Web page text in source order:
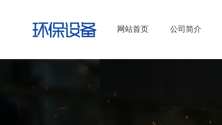
网站首页 公司简介